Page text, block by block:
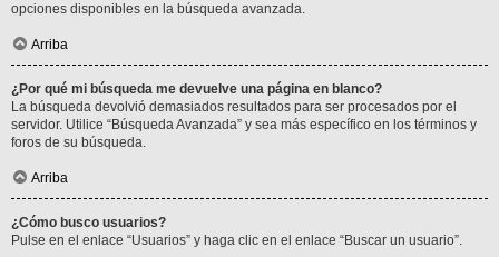
opciones disponibles en la búsqueda avanzada.
Arriba
¿Por qué mi búsqueda me devuelve una página en blanco?
La búsqueda devolvió demasiados resultados para ser procesados por el
servidor. Utilice “Búsqueda Avanzada” y sea más específico en los términos y
foros de su búsqueda.
Arriba
¿Cómo busco usuarios?
Pulse en el enlace “Usuarios” y haga clic en el enlace “Buscar un usuario”.